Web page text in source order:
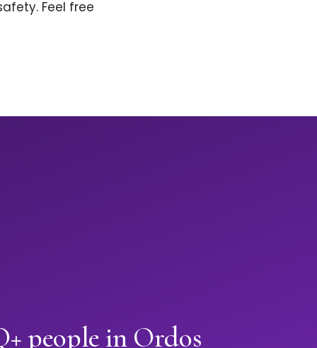
Feel free
people in Ordos